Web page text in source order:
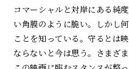
コマーシャルと対岸にある純
い角膜のように脆い。しかし
ことを知っている。守るとは
ならないと今は思う。さまざ